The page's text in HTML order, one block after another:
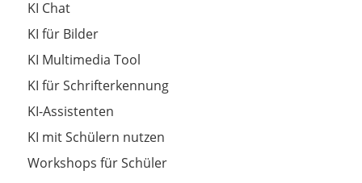
KI Chat
KI für Bilder
KI Multimedia Tool
KI für Schrifterkennung
KI-Assistenten
KI mit Schülern nutzen
Workshops für Schüler